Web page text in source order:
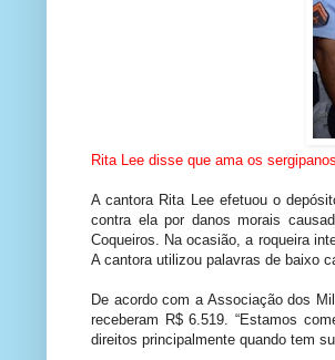
Rita Lee disse que ama os
A cantora Rita Lee efetuou o
contra ela por danos morais
Coqueiros. Na ocasião, a roqueira
A cantora utilizou palavras de baixo
De acordo com a Associação dos
receberam R$ 6.519. “Estamos
direitos principalmente quando tem